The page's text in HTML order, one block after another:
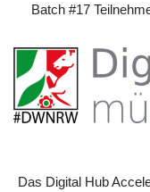
Batch #17
Das Digital Hub